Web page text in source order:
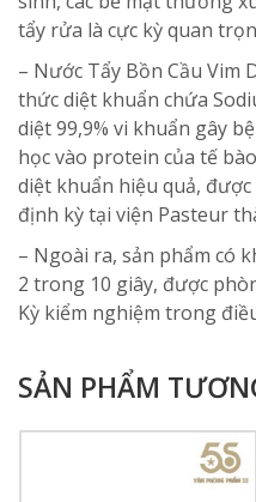
tẩy rửa là cực kỳ quan
– Nước Tẩy Bồn Cầu Vim
thức diệt khuẩn chứa
diệt 99,9% vi khuẩn gây
học vào protein của tế
diệt khuẩn hiệu quả,
định kỳ tại viện Pasteur
– Ngoài ra, sản phẩm có
2 trong 10 giây, được
Kỳ kiểm nghiệm trong
SẢN PHẨM